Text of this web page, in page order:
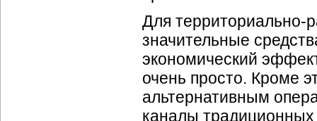
Для территориально-
значительные
экономический
очень просто. Кроме
альтернативным
каналы